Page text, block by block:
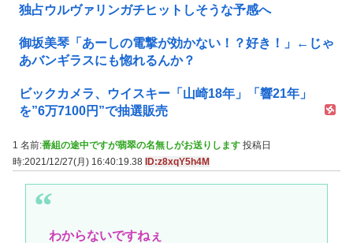
独占ウルヴァリンガチヒットしそうな予感へ
御坂美琴「あーしの電撃が効かない！？好き！」←じゃ
あバンギラスにも惚れるんか？
ビックカメラ、ウイスキー「山崎18年」「響21年」
を”6万7100円”で抽選販売
1 名前:番組の途中ですが翡翠の名無しがお送りします 投稿日
時:2021/12/27(月) 16:40:19.38 ID:z8xqY5h4M
わからないですねぇ